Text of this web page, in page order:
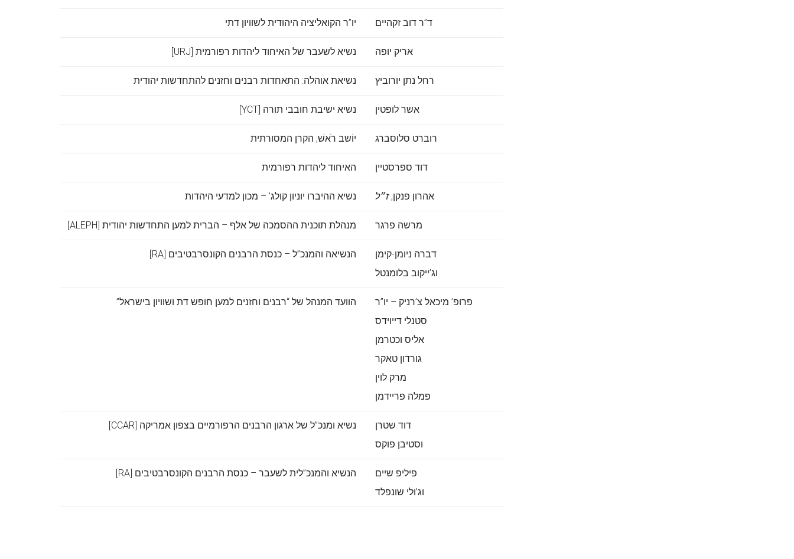
ד”ר דוב זקהיים יו”ר הקואליציה היהודית לשוויון דתי
אריק יופה נשיא לשעבר של האיחוד ליהדות רפורמית [URJ]
רחל נתן יורוביץ נשיאת אוהלה: התאחדות רבנים וחזנים להתחדשות יהודית
אשר לופטין נשיא ישיבת חובבי תורה [YCT]
רוברט סלוסברג יוֹשב רֹאשׁ, הקרן המסורתית
דוד ספרסטיין האיחוד ליהדות רפורמית
אהרון פנקן,ז״ל נשיא ההיברו יוניון קולג’ – מכון למדעי היהדות
מרשה פרגר מנהלת תוכנית ההסמכה של אלף – הברית למען התחדשות יהודית [ALEPH]
דברה ניומן-קימן
וג’ייקוב בלומנטל
הנשיאה והמנכ”ל – כנסת הרבנים הקונסרבטיבים [RA]
פרופ’ מיכאל צ’רניק – יו”ר
סטנלי דייוידס
אליס וכטרמן
גורדון טאקר
מרק לוין
פמלה פריידמן
הוועד המנהל של “רבנים וחזנים למען חופש דת ושוויון בישראל”
דוד שטרן
וסטיבן פוקס
נשיא ומנכ”ל של ארגון הרבנים הרפורמיים בצפון אמריקה [CCAR]
פיליפ שיים
וג’ולי שונפלד
הנשיא והמנכ”לית לשעבר – כנסת הרבנים הקונסרבטיבים [RA]